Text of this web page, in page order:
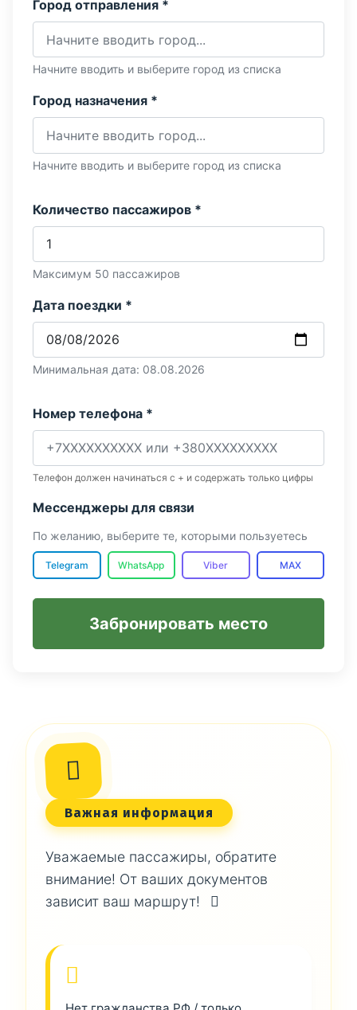
Город отправления *
Начните вводить и выберите город из списка
Город назначения *
Начните вводить и выберите город из списка
Количество пассажиров *
Максимум 50 пассажиров
Дата поездки *
Минимальная дата: 08.08.2026
Номер телефона *
Телефон должен начинаться с + и содержать только цифры
Мессенджеры для связи
По желанию, выберите те, которыми пользуетесь
Telegram WhatsApp Viber MAX
Забронировать место
Важная информация
Уважаемые пассажиры, обратите
внимание! От ваших документов
зависит ваш маршрут!